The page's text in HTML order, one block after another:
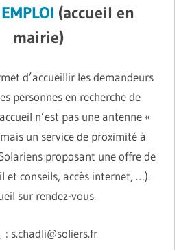
(accueil en
mairie)
d’accueillir les demandeurs
personnes en recherche de
n’est pas une antenne «
un service de proximité à
proposant une offre de
et conseils, accès internet, …).
sur rendez-vous.
: s.chadli@soliers.fr